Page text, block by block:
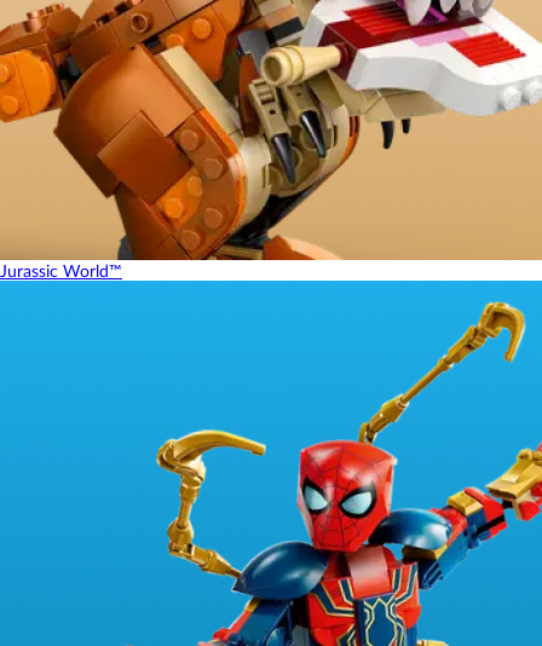
Jurassic World™